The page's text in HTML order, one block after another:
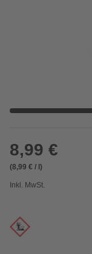
8,99 €
(8,99 € / l)
Inkl. MwSt.